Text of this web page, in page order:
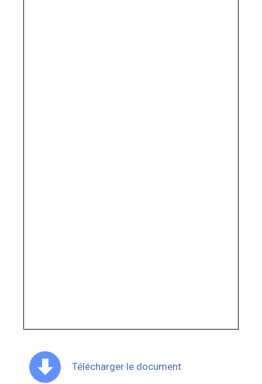
Télécharger le document